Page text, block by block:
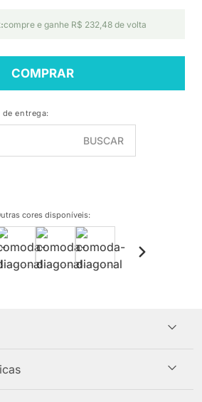
compre e ganhe R$ 232,48 de volta
COMPRAR
entrega:
BUSCAR
cores disponíveis: